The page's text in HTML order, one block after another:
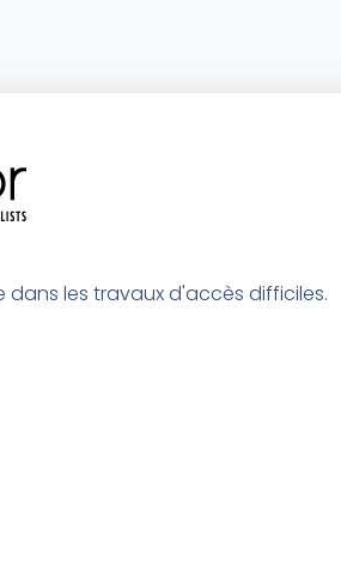
dans les travaux d'accès difficiles.